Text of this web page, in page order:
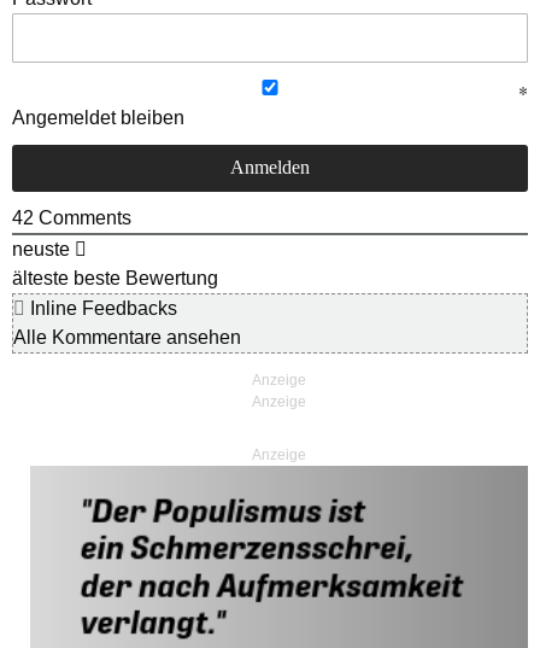
Angemeldet bleiben
42 Comments
neuste
älteste beste Bewertung
Inline Feedbacks
Alle Kommentare ansehen
Anzeige